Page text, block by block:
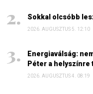
Sokkal olcsóbb
2026. AUGUSZTUS 5. 12:10
Energiaválság:
Péter a helyszínre
2026. AUGUSZTUS 4. 08:19